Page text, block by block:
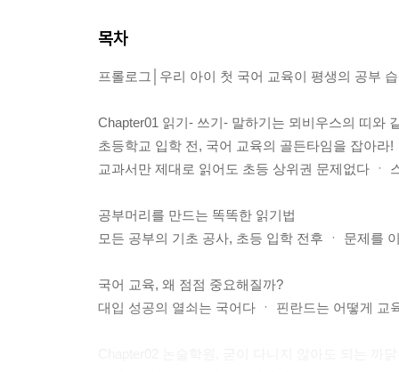
목차
프롤로그│우리 아이 첫 국어 교육이 평생의 공부
Chapter01 읽기- 쓰기- 말하기는 뫼비우스의 띠와
초등학교 입학 전, 국어 교육의 골든타임을 잡아라!
교과서만 제대로 읽어도 초등 상위권 문제없다 ㆍ
공부머리를 만드는 똑똑한 읽기법
모든 공부의 기초 공사, 초등 입학 전후 ㆍ 문제를
국어 교육, 왜 점점 중요해질까?
대입 성공의 열쇠는 국어다 ㆍ 핀란드는 어떻게 교